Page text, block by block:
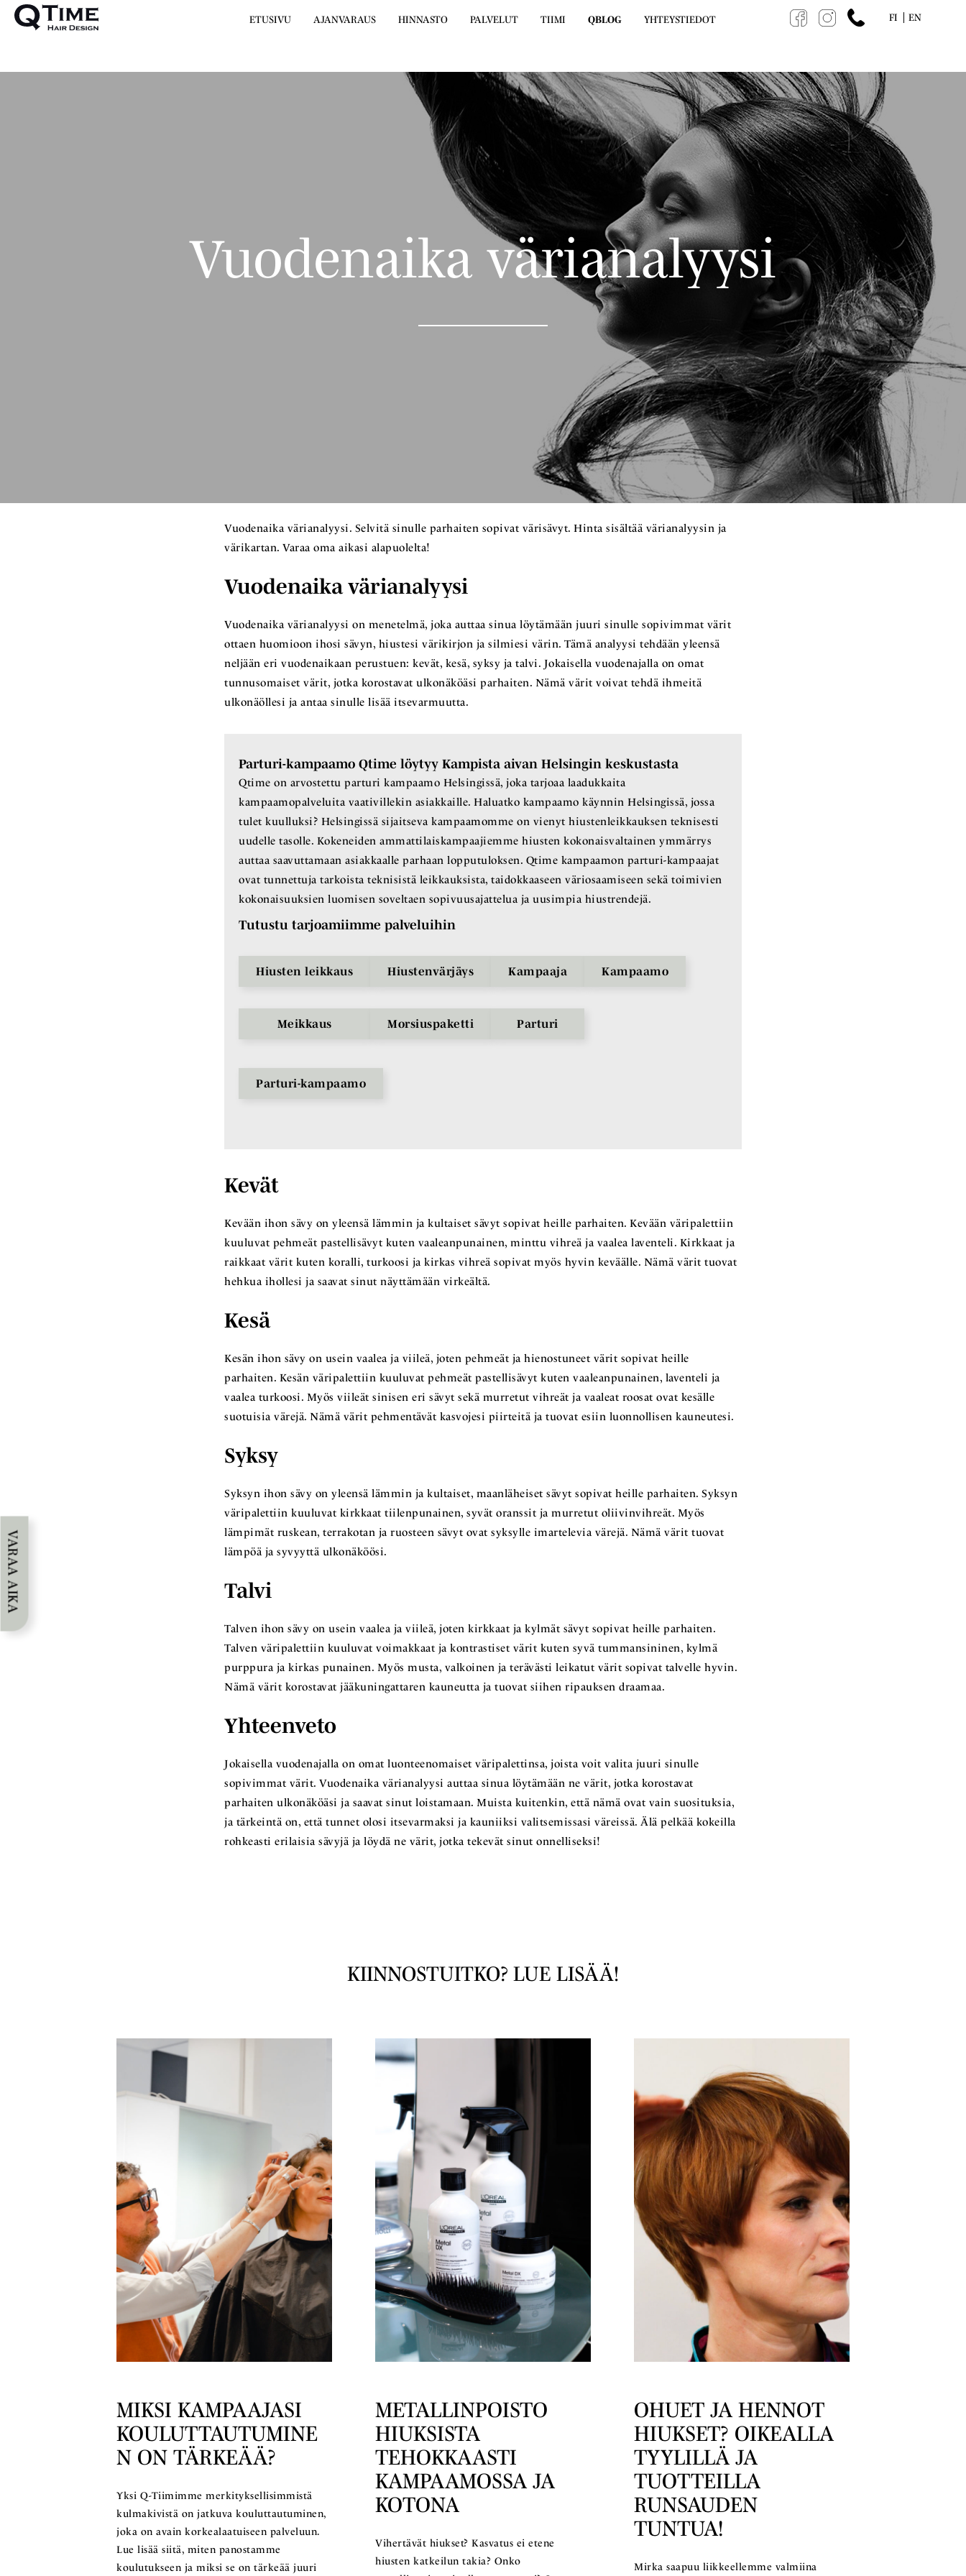
ETUSIVU AJANVARAUS HINNASTO PALVELUT TIIMI QBLOG YHTEYSTIEDOT FI EN
Vuodenaika värianalyysi
Vuodenaika värianalyysi. Selvitä sinulle parhaiten sopivat värisävyt. Hinta sisältää värianalyysin ja
värikartan. Varaa oma aikasi alapuolelta!
Vuodenaika värianalyysi
Vuodenaika värianalyysi on menetelmä, joka auttaa sinua löytämään juuri sinulle sopivimmat värit
ottaen huomioon ihosi sävyn, hiustesi värikirjon ja silmiesi värin. Tämä analyysi tehdään yleensä
neljään eri vuodenaikaan perustuen: kevät, kesä, syksy ja talvi. Jokaisella vuodenajalla on omat
tunnusomaiset värit, jotka korostavat ulkonäköäsi parhaiten. Nämä värit voivat tehdä ihmeitä
ulkonäöllesi ja antaa sinulle lisää itsevarmuutta.
Parturi-kampaamo Qtime löytyy Kampista aivan Helsingin keskustasta
Qtime on arvostettu parturi kampaamo Helsingissä, joka tarjoaa laadukkaita
kampaamopalveluita vaativillekin asiakkaille. Haluatko kampaamo käynnin Helsingissä, jossa
tulet kuulluksi? Helsingissä sijaitseva kampaamomme on vienyt hiustenleikkauksen teknisesti
uudelle tasolle. Kokeneiden ammattilaiskampaajiemme hiusten kokonaisvaltainen ymmärrys
auttaa saavuttamaan asiakkaalle parhaan lopputuloksen. Qtime kampaamon parturi-kampaajat
ovat tunnettuja tarkoista teknisistä leikkauksista, taidokkaaseen väriosaamiseen sekä toimivien
kokonaisuuksien luomisen soveltaen sopivuusajattelua ja uusimpia hiustrendejä.
Tutustu tarjoamiimme palveluihin
Hiusten leikkaus
Meikkaus
Hiustenvärjäys
Morsiuspaketti
Kampaaja
Parturi
Kampaamo
Parturi-kampaamo
Kevät
Kevään ihon sävy on yleensä lämmin ja kultaiset sävyt sopivat heille parhaiten. Kevään väripalettiin
kuuluvat pehmeät pastellisävyt kuten vaaleanpunainen, minttu vihreä ja vaalea laventeli. Kirkkaat ja
raikkaat värit kuten koralli, turkoosi ja kirkas vihreä sopivat myös hyvin keväälle. Nämä värit tuovat
hehkua ihollesi ja saavat sinut näyttämään virkeältä.
Kesä
Kesän ihon sävy on usein vaalea ja viileä, joten pehmeät ja hienostuneet värit sopivat heille
parhaiten. Kesän väripalettiin kuuluvat pehmeät pastellisävyt kuten vaaleanpunainen, laventeli ja
vaalea turkoosi. Myös viileät sinisen eri sävyt sekä murretut vihreät ja vaaleat roosat ovat kesälle
suotuisia värejä. Nämä värit pehmentävät kasvojesi piirteitä ja tuovat esiin luonnollisen kauneutesi.
Syksy
Syksyn ihon sävy on yleensä lämmin ja kultaiset, maanläheiset sävyt sopivat heille parhaiten. Syksyn
väripalettiin kuuluvat kirkkaat tiilenpunainen, syvät oranssit ja murretut oliivinvihreät. Myös
lämpimät ruskean, terrakotan ja ruosteen sävyt ovat syksylle imartelevia värejä. Nämä värit tuovat
lämpöä ja syvyyttä ulkonäköösi.
Talvi
Talven ihon sävy on usein vaalea ja viileä, joten kirkkaat ja kylmät sävyt sopivat heille parhaiten.
Talven väripalettiin kuuluvat voimakkaat ja kontrastiset värit kuten syvä tummansininen, kylmä
purppura ja kirkas punainen. Myös musta, valkoinen ja terävästi leikatut värit sopivat talvelle hyvin.
Nämä värit korostavat jääkuningattaren kauneutta ja tuovat siihen ripauksen draamaa.
Yhteenveto
Jokaisella vuodenajalla on omat luonteenomaiset väripalettinsa, joista voit valita juuri sinulle
sopivimmat värit. Vuodenaika värianalyysi auttaa sinua löytämään ne värit, jotka korostavat
parhaiten ulkonäköäsi ja saavat sinut loistamaan. Muista kuitenkin, että nämä ovat vain suosituksia,
ja tärkeintä on, että tunnet olosi itsevarmaksi ja kauniiksi valitsemissasi väreissä. Älä pelkää kokeilla
rohkeasti erilaisia sävyjä ja löydä ne värit, jotka tekevät sinut onnelliseksi!
KIINNOSTUITKO? LUE LISÄÄ!
MIKSI KAMPAAJASI
KOULUTTAUTUMINE
N ON TÄRKEÄÄ?
Yksi Q-Tiimimme merkityksellisimmistä
kulmakivistä on jatkuva kouluttautuminen,
joka on avain korkealaatuiseen palveluun.
Lue lisää siitä, miten panostamme
koulutukseen ja miksi se on tärkeää juuri
METALLINPOISTO
HIUKSISTA
TEHOKKAASTI
KAMPAAMOSSA JA
KOTONA
Vihertävät hiukset? Kasvatus ei etene
hiusten katkeilun takia? Onko
OHUET JA HENNOT
HIUKSET? OIKEALLA
TYYLILLÄ JA
TUOTTEILLA
RUNSAUDEN
TUNTUA!
Mirka saapuu liikkeellemme valmiina
VARAA AIKA